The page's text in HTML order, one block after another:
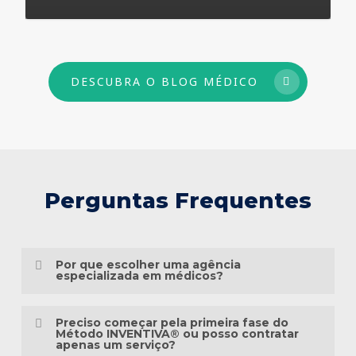
DESCUBRA O BLOG MÉDICO
Perguntas Frequentes
Por que escolher uma agência
especializada em médicos?
mais do que conhecimento em publicidade.
Preciso começar pela primeira fase do
Método INVENTIVA® ou posso contratar
apenas um serviço?